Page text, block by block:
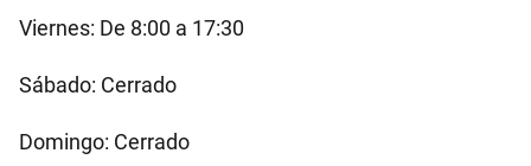
Viernes: De 8:00 a 17:30
Sábado: Cerrado
Domingo: Cerrado